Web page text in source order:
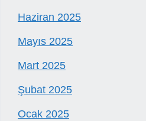
Haziran 2025
Mayıs 2025
Mart 2025
Şubat 2025
Ocak 2025